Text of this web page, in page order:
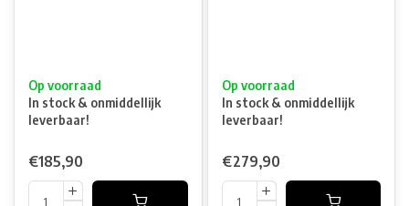
Op voorraad
In stock & onmiddellijk
leverbaar!
€185,90
Op voorraad
In stock & onmiddellijk
leverbaar!
€279,90